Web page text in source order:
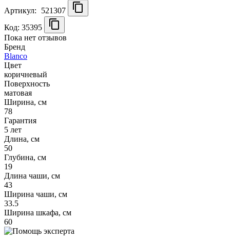
Артикул:
521307
Код: 35395
Пока нет отзывов
Бренд
Blanco
Цвет
коричневый
Поверхность
матовая
Ширина, см
78
Гарантия
5 лет
Длина, см
50
Глубина, см
19
Длина чаши, см
43
Ширина чаши, см
33.5
Ширина шкафа, см
60